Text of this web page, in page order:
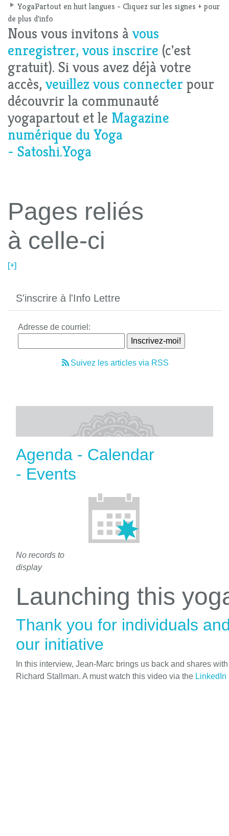
YogaPartout en huit langues - Cliquez sur les signes + pour
de plus d'info
Nous vous invitons à vous
enregistrer, vous inscrire (c'est
gratuit). Si vous avez déjà votre
accès, veuillez vous connecter pour
découvrir la communauté
yogapartout et le Magazine
numérique du Yoga
- Satoshi.Yoga
Pages reliés
à celle-ci
[+]
S'inscrire à l'Info Lettre
Adresse de courriel:
Suivez les articles via RSS
Agenda - Calendar
- Events
No records to
display
Launching this
Thank you for individuals
our initiative
In this interview, Jean-Marc brings us back and shares
Richard Stallman. A must watch this video via the LinkedIn